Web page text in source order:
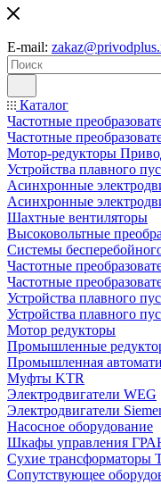
E-mail:
Каталог
Частотные
Частотные
Мотор-редукторы
Устройства плавного
Асинхронные
Асинхронные
Шахтные вентиляторы
Высоковольтные
Системы
Частотные
Частотные
Устройства плавного
Устройства плавного
Мотор редукторы
Промышленные
Промышленная
Муфты KTR
Электродвигатели WEG
Электродвигатели
Насосное оборудование
Шкафы управления
Сухие трансформаторы
Сопутствующее